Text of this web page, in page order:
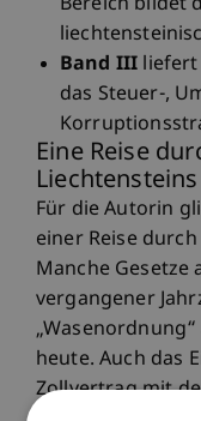
Band III liefert
das Steuer-,
Eine Reise
Liechtensteins
Für die Autorin
einer Reise
Manche Gesetze
vergangener
heute. Auch das
Zollvertrag mit